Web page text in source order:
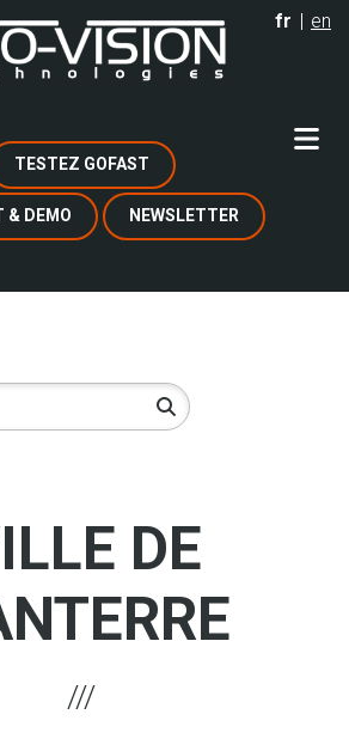
fr en
TESTEZ GOFAST
& DEMO NEWSLETTER
DE